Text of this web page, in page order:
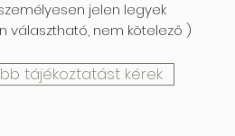
jelen legyek
választható, nem kötelező )
tájékoztatást kérek